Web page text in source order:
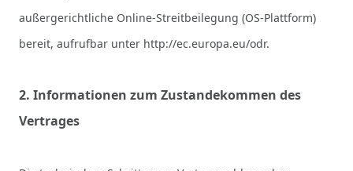
außergerichtliche Online-Streitbeilegung (OS-Plattform)
bereit, aufrufbar unter http://ec.europa.eu/odr.
2. Informationen zum Zustandekommen des
Vertrages